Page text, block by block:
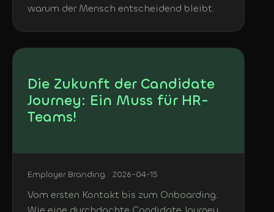
warum der Mensch entscheidend bleibt.
Die Zukunft der Candidate
Journey: Ein Muss für HR-
Teams!
Employer Branding · 2026-04-15
Vom ersten Kontakt bis zum Onboarding: